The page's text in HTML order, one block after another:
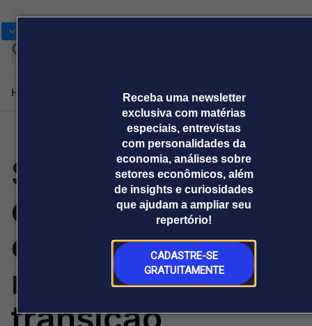
Receba uma newsletter
exclusiva com matérias
especiais, entrevistas
com personalidades da
economia, análises sobre
setores econômicos, além
de insights e curiosidades
que ajudam a ampliar seu
repertório!
CADASTRE-SE
GRATUITAMENTE
Home Produtos e soluções Notícias
Broadcast
Broadcast+
O mercado
financeiro em
Broadcast
agronegócio
Soluções de Dados
e Conteúdos
OTC
Datafeed
Releases Broadcast
Prêmio Broadcast
Empresas
Releases
Simexmin
destaca papel
estratégico da
mineração na